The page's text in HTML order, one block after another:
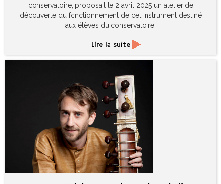
conservatoire, proposait le 2 avril 2025 un atelier de
découverte du fonctionnement de cet instrument destiné
aux élèves du conservatoire.
Lire la suite